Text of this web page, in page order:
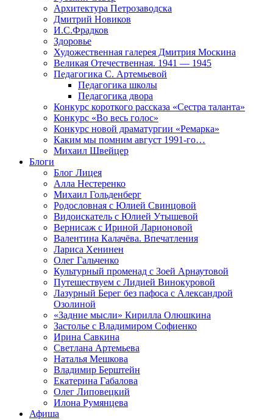
Архитектура Петрозаводска
Дмитрий Новиков
И.С.Фрадков
Здоровье
Художественная галерея Дмитрия Москина
Великая Отечественная. 1941 — 1945
Педагогика С. Артемьевой
Педагогика школы
Педагогика двора
Конкурс короткого рассказа «Сестра таланта»
Конкурс «Во весь голос»
Конкурс новой драматургии «Ремарка»
Каким мы помним август 1991-го…
Михаил Швейцер
Блоги
Блог Лицея
Алла Нестеренко
Михаил Гольденберг
Родословная с Юлией Свинцовой
Видоискатель с Юлией Утышевой
Вернисаж с Ириной Ларионовой
Валентина Калачёва. Впечатления
Лариса Хенинен
Олег Гальченко
Культурный променад с Зоей Арнаутовой
Путешествуем с Лидией Винокуровой
Лазурный Берег без пафоса с Александрой
Озолиной
«Задние мысли» Кирилла Олюшкина
Застолье с Владимиром Софиенко
Ирина Савкина
Светлана Артемьева
Наталья Мешкова
Владимир Берштейн
Екатерина Габалова
Олег Липовецкий
Илона Румянцева
Афиша